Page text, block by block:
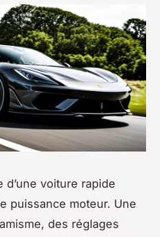
d’une voiture rapide
puissance moteur. Une
des réglages